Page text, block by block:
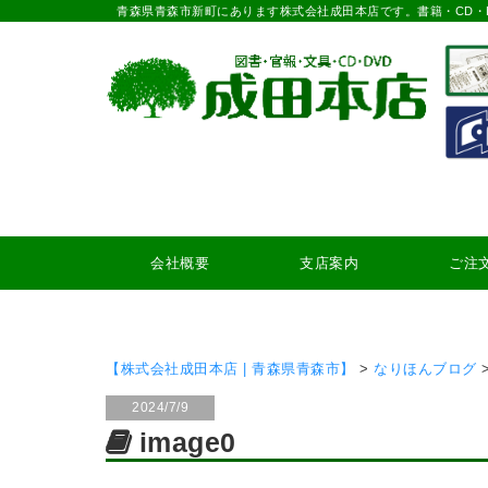
青森県青森市新町にあります株式会社成田本店です。書籍・CD
会社概要 支店案内 ご注
【株式会社成田本店 | 青森県青森市】 > なりほんブログ
2024/7/9
image0